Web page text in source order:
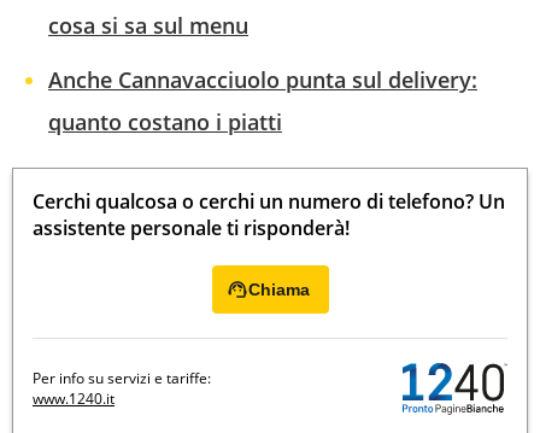
cosa si sa sul menu
Anche Cannavacciuolo punta sul delivery:
quanto costano i piatti
Cerchi qualcosa o cerchi un numero di telefono? Un
assistente personale ti risponderà!
Chiama
Per info su servizi e tariffe:
www.1240.it